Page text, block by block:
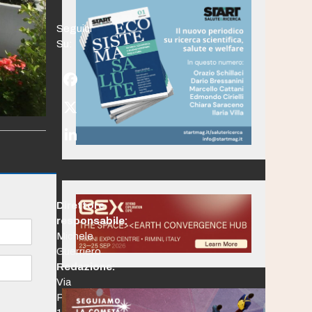
Seguici
Su:
Facebook
Twitter
(deprecated)
LinkedIn
Direttore
responsabile:
Michele
Guerriero
Redazione:
Via
Po,